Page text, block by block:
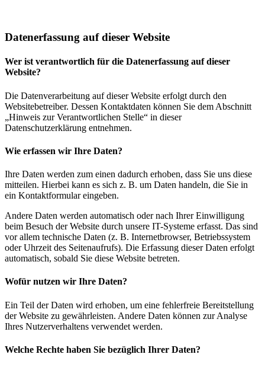
Datenerfassung auf dieser Website
Wer ist verantwortlich für die Datenerfassung auf dieser
Website?
Die Datenverarbeitung auf dieser Website erfolgt durch den
Websitebetreiber. Dessen Kontaktdaten können Sie dem Abschnitt
„Hinweis zur Verantwortlichen Stelle“ in dieser
Datenschutzerklärung entnehmen.
Wie erfassen wir Ihre Daten?
Ihre Daten werden zum einen dadurch erhoben, dass Sie uns diese
mitteilen. Hierbei kann es sich z. B. um Daten handeln, die Sie in
ein Kontaktformular eingeben.
Andere Daten werden automatisch oder nach Ihrer Einwilligung
beim Besuch der Website durch unsere IT-Systeme erfasst. Das sind
vor allem technische Daten (z. B. Internetbrowser, Betriebssystem
oder Uhrzeit des Seitenaufrufs). Die Erfassung dieser Daten erfolgt
automatisch, sobald Sie diese Website betreten.
Wofür nutzen wir Ihre Daten?
Ein Teil der Daten wird erhoben, um eine fehlerfreie Bereitstellung
der Website zu gewährleisten. Andere Daten können zur Analyse
Ihres Nutzerverhaltens verwendet werden.
Welche Rechte haben Sie bezüglich Ihrer Daten?